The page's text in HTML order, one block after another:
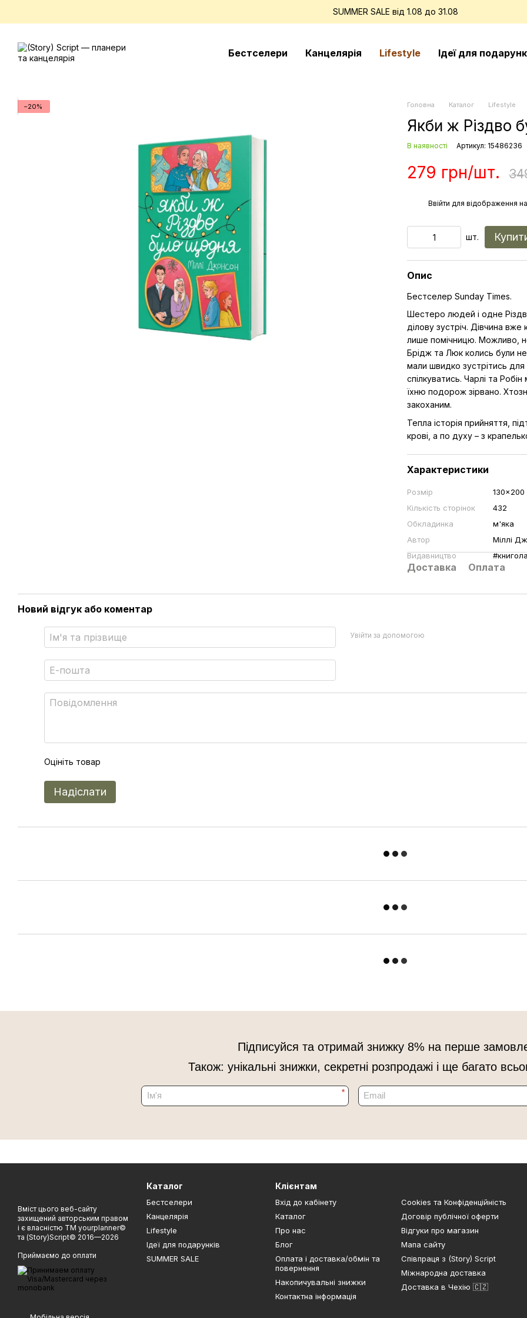
SUMMER SALE від 1.08 до 31.08
Бестселери Канцелярія Lifestyle Ідеї для
−20% Головна Каталог Lifestyle
Якби ж Різдво
В наявності Артикул: 15486236
279 грн/шт.
Ввійти для відображення
шт.
Опис
Бестселер Sunday Times.
Шестеро людей і одне
ділову зустріч. Дівчина вже
лише помічницю. Можливо,
Брідж та Люк колись були
мали швидко зустрітись
спілкуватись. Чарлі та
їхню подорож зірвано.
закоханим.
Тепла історія прийняття,
крові, а по духу – з
Характеристики
Розмір
Кількість сторінок
432
Обкладинка
м'яка
Автор
Міллі
Видавництво
Доставка Оплата
Новий відгук або коментар
Увійти за допомогою
Оцініть товар
Надіслати
Підписуйся та отримай знижку 8% на перше
Також: унікальні знижки, секретні розпродажі і ще багато
*
Вміст цього веб-сайту
захищений авторським правом
і є власністю ТМ yourplanner©
та (Story)Script© 2016—2026
Приймаємо до оплати
Каталог
Бестселери
Канцелярія
Lifestyle
Ідеї для подарунків
SUMMER SALE
Клієнтам
Вхід до кабінету
Каталог
Про нас
Блог
Оплата і доставка/обмін та
повернення
Накопичувальні знижки
Контактна інформація
Cookies та Конфіденційність
Договір публічної оферти
Відгуки про магазин
Мапа сайту
Співпраця з (Story) Script
Міжнародна доставка
Доставка в Чехію 🇨🇿